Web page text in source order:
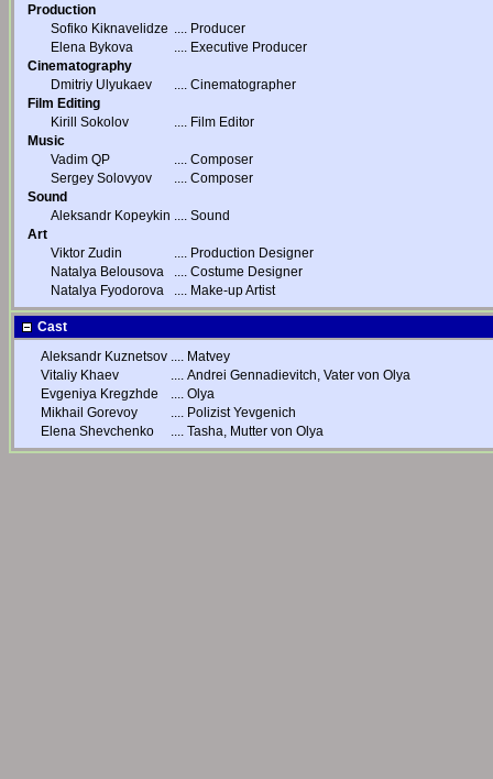
Production
Sofiko Kiknavelidze .... Producer
Elena Bykova
.... Executive Producer
Cinematography
Dmitriy Ulyukaev
.... Cinematographer
Film Editing
Kirill Sokolov
.... Film Editor
Music
Vadim QP
.... Composer
Sergey Solovyov
.... Composer
Sound
Aleksandr Kopeykin .... Sound
Art
Viktor Zudin
.... Production Designer
Natalya Belousova
.... Costume Designer
Natalya Fyodorova
.... Make-up Artist
Cast
Aleksandr Kuznetsov .... Matvey
Vitaliy Khaev
.... Andrei Gennadievitch, Vater von Olya
Evgeniya Kregzhde
.... Olya
Mikhail Gorevoy
.... Polizist Yevgenich
Elena Shevchenko
.... Tasha, Mutter von Olya